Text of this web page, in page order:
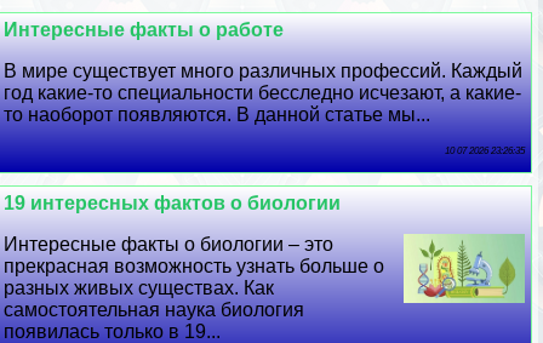
Интересные факты о работе
В мире существует много различных профессий. Каждый
год какие-то специальности бесследно исчезают, а какие-
то наоборот появляются. В данной статье мы...
10 07 2026 23:26:35
19 интересных фактов о биологии
Интересные факты о биологии – это
прекрасная возможность узнать больше о
разных живых существах. Как
самостоятельная наука биология
появилась только в 19...